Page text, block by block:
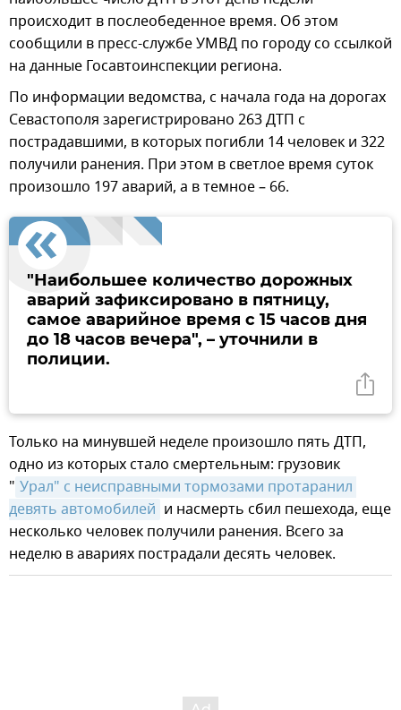
происходит в послеобеденное время. Об этом
сообщили в пресс-службе УМВД по городу со ссылкой
на данные Госавтоинспекции региона.
По информации ведомства, с начала года на дорогах
Севастополя зарегистрировано 263 ДТП с
пострадавшими, в которых погибли 14 человек и 322
получили ранения. При этом в светлое время суток
произошло 197 аварий, а в темное – 66.
"Наибольшее количество дорожных
аварий зафиксировано в пятницу,
самое аварийное время с 15 часов дня
до 18 часов вечера", – уточнили в
полиции.
Только на минувшей неделе произошло пять ДТП,
одно из которых стало смертельным: грузовик
" Урал" с неисправными тормозами протаранил
девять автомобилей и насмерть сбил пешехода, еще
несколько человек получили ранения. Всего за
неделю в авариях пострадали десять человек.